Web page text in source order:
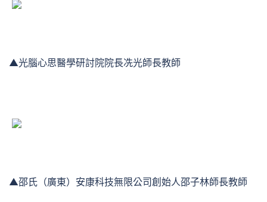
▲光腦心思醫學研討院院長冼光師長教師
▲邵氏（廣東）安康科技無限公司創始人邵子林師長教師